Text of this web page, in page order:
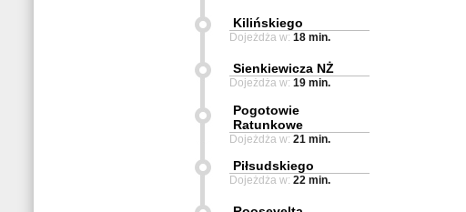
Kilińskiego
Dojeżdża w: 18 min.
Sienkiewicza NŻ
Dojeżdża w: 19 min.
Pogotowie
Ratunkowe
Dojeżdża w: 21 min.
Piłsudskiego
Dojeżdża w: 22 min.